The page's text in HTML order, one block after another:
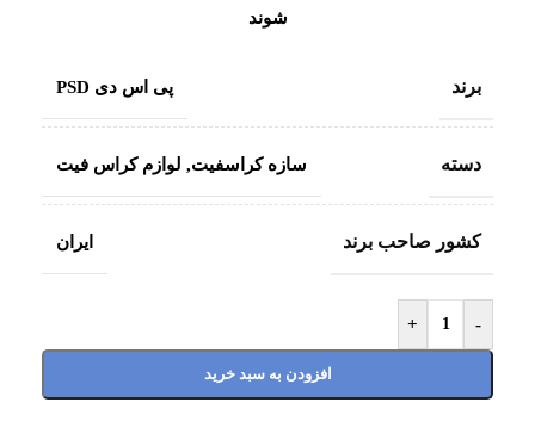
شوند
برند پی اس دی PSD
دسته سازه کراسفیت, لوازم کراس فیت
کشور صاحب برند ایران
-
+
افزودن به سبد خرید